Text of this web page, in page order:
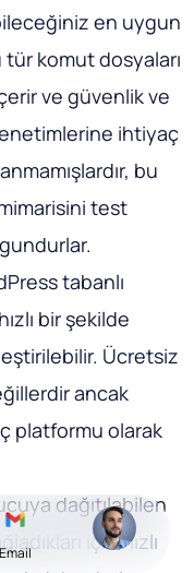
en uygun
komut dosyaları
ve güvenlik ve
ihtiyaç
bu
test
tabanlı
bir şekilde
Ücretsiz
ancak
​​platformu olarak
dağıtılabilen
için hızlı
Email